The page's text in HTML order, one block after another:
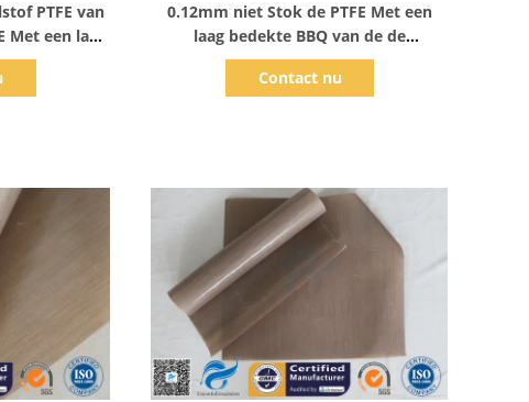
PTFE van
Met een laag
van de
0.12mm niet Stok de PTFE Met een
laag bedekte BBQ van de de
Ovenvoering van de Grillmat Mat van
het het Siliconebaksel
Contact nu